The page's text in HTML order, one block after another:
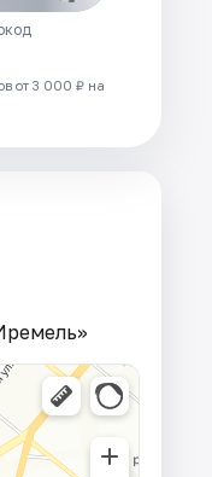
от 3 000 ₽ на